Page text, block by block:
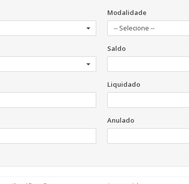
Modalidade
-- Selecione --
Saldo
Liquidado
Anulado